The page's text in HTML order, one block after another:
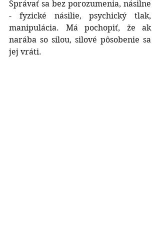
Správať sa bez porozumenia, násilne
- fyzické násilie, psychický tlak,
manipulácia. Má pochopiť, že ak
narába so silou, silové pôsobenie sa
jej vráti.